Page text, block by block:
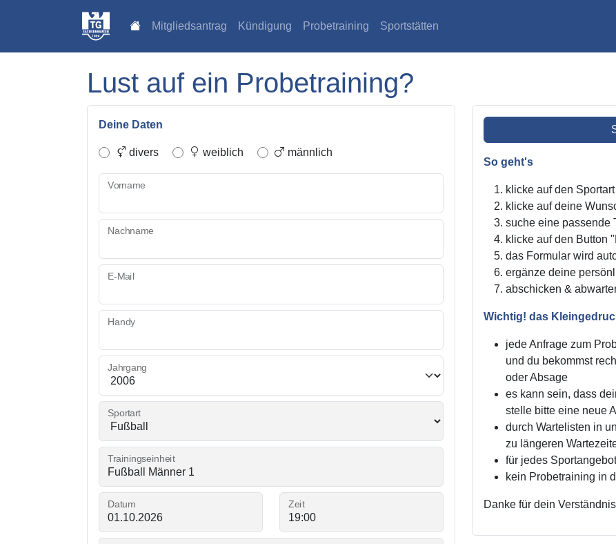
Mitgliedsantrag Kündigung Probetraining Sportstätten
Lust auf ein Probetraining?
Deine Daten
divers weiblich männlich
Vorname
Nachname
E-Mail
Handy
Jahrgang
Sportart
Trainingseinheit
Datum Zeit
So geht's
klicke auf den
klicke auf deine
suche eine passende
klicke auf den Button
das Formular wird
ergänze deine
abschicken &
Wichtig! das
jede Anfrage zum
und du bekommst
oder Absage
es kann sein, dass
stelle bitte eine neue
durch Wartelisten in
zu längeren
für jedes
kein Probetraining in
Danke für dein